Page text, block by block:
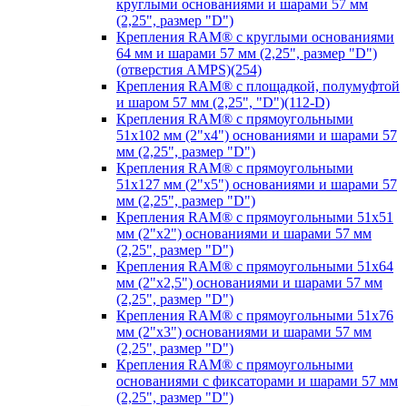
круглыми основаниями и шарами 57 мм
(2,25", размер "D")
Крепления RAM® с круглыми основаниями
64 мм и шарами 57 мм (2,25", размер "D")
(отверстия AMPS)(254)
Крепления RAM® с площадкой, полумуфтой
и шаром 57 мм (2,25", "D")(112-D)
Крепления RAM® с прямоугольными
51х102 мм (2"х4") основаниями и шарами 57
мм (2,25", размер "D")
Крепления RAM® с прямоугольными
51х127 мм (2"х5") основаниями и шарами 57
мм (2,25", размер "D")
Крепления RAM® с прямоугольными 51х51
мм (2"х2") основаниями и шарами 57 мм
(2,25", размер "D")
Крепления RAM® с прямоугольными 51х64
мм (2"х2,5") основаниями и шарами 57 мм
(2,25", размер "D")
Крепления RAM® с прямоугольными 51х76
мм (2"х3") основаниями и шарами 57 мм
(2,25", размер "D")
Крепления RAM® с прямоугольными
основаниями с фиксаторами и шарами 57 мм
(2,25", размер "D")